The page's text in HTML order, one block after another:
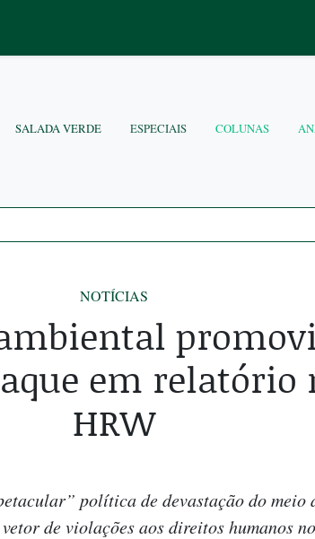
SALADA VERDE ESPECIAIS COLUNAS
NOTÍCIAS
em
HRW
política de devastação do meio
de violações aos direitos humanos